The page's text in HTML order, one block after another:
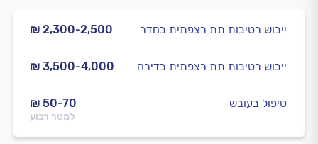
₪ 2,300-2,500 ייבוש רטיבות תת רצפתית בחדר
₪ 3,500-4,000 ייבוש רטיבות תת רצפתית בדירה
₪ 50-70
למטר רבוע
טיפול בעובש